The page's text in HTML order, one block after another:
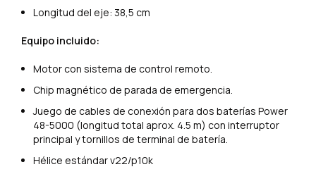
Longitud del eje: 38,5 cm
Equipo incluido:
Motor con sistema de control remoto.
Chip magnético de parada de emergencia.
Juego de cables de conexión para dos baterías Power
48-5000 (longitud total aprox. 4.5 m) con interruptor
principal y tornillos de terminal de batería.
Hélice estándar v22/p10k